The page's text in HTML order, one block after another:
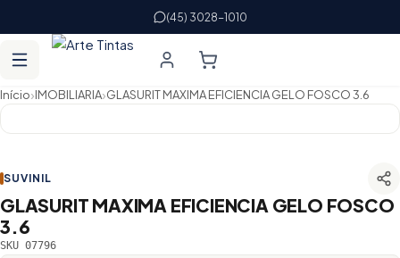
(45) 3028-1010
Início›IMOBILIARIA›GLASURIT MAXIMA EFICIENCIA GELO FOSCO 3.6
SUVINIL
GLASURIT MAXIMA EFICIENCIA GELO FOSCO
3.6
SKU 07796